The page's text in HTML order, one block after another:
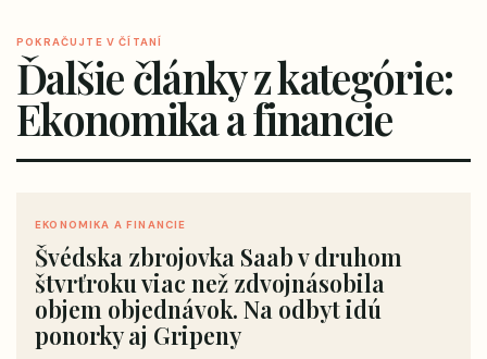
POKRAČUJTE V ČÍTANÍ
Ďalšie články z kategórie:
Ekonomika a financie
EKONOMIKA A FINANCIE
Švédska zbrojovka Saab v druhom
štvrťroku viac než zdvojnásobila
objem objednávok. Na odbyt idú
ponorky aj Gripeny